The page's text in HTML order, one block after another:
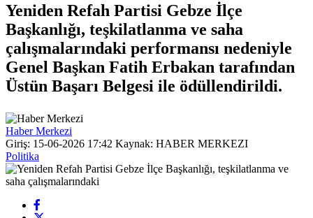
Yeniden Refah Partisi Gebze İlçe
Başkanlığı, teşkilatlanma ve saha
çalışmalarındaki performansı nedeniyle
Genel Başkan Fatih Erbakan tarafından
Üstün Başarı Belgesi ile ödüllendirildi.
Haber Merkezi
Giriş: 15-06-2026 17:42 Kaynak: HABER MERKEZI
Politika